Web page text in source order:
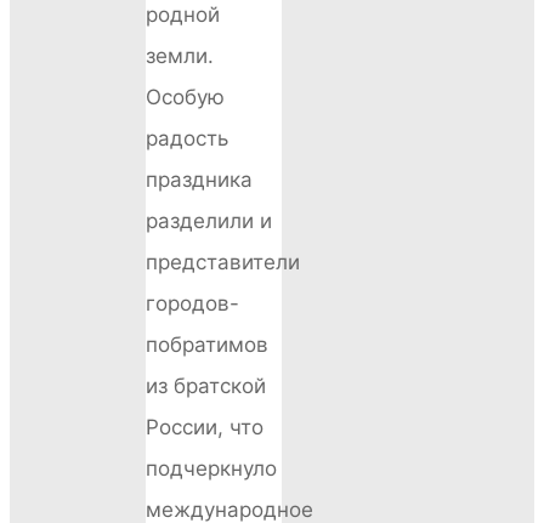
родной
земли.
Особую
радость
праздника
разделили и
представители
городов-
побратимов
из братской
России, что
подчеркнуло
международное